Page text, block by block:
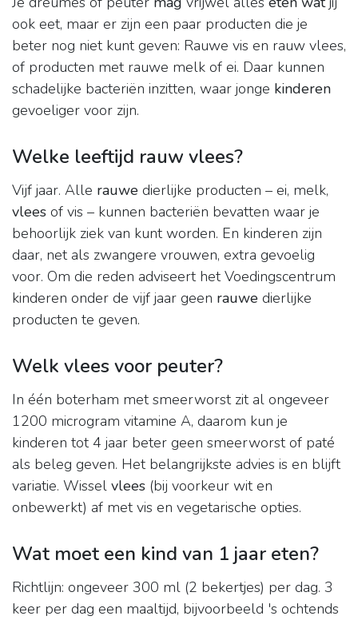
ook eet, maar er zijn een paar producten die je
beter nog niet kunt geven: Rauwe vis en rauw vlees,
of producten met rauwe melk of ei. Daar kunnen
schadelijke bacteriën inzitten, waar jonge kinderen
gevoeliger voor zijn.
Welke leeftijd rauw vlees?
Vijf jaar. Alle rauwe dierlijke producten – ei, melk,
vlees of vis – kunnen bacteriën bevatten waar je
behoorlijk ziek van kunt worden. En kinderen zijn
daar, net als zwangere vrouwen, extra gevoelig
voor. Om die reden adviseert het Voedingscentrum
kinderen onder de vijf jaar geen rauwe dierlijke
producten te geven.
Welk vlees voor peuter?
In één boterham met smeerworst zit al ongeveer
1200 microgram vitamine A, daarom kun je
kinderen tot 4 jaar beter geen smeerworst of paté
als beleg geven. Het belangrijkste advies is en blijft
variatie. Wissel vlees (bij voorkeur wit en
onbewerkt) af met vis en vegetarische opties.
Wat moet een kind van 1 jaar eten?
Richtlijn: ongeveer 300 ml (2 bekertjes) per dag. 3
keer per dag een maaltijd, bijvoorbeeld 's ochtends